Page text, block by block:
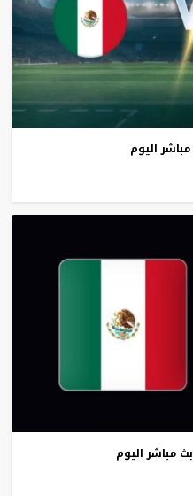
مباشر اليوم
بث مباشر اليوم